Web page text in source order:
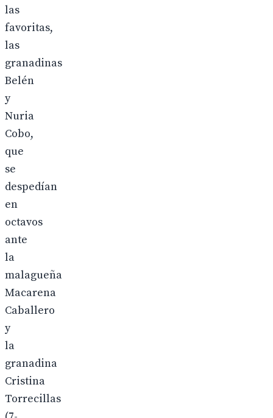
las
favoritas,
las
granadinas
Belén
y
Nuria
Cobo,
que
se
despedían
en
octavos
ante
la
malagueña
Macarena
Caballero
y
la
granadina
Cristina
Torrecillas